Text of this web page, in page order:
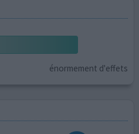
énormement d'effets